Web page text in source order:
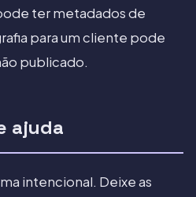
ter metadados de
para um cliente pode
publicado.
ajuda
intencional. Deixe as